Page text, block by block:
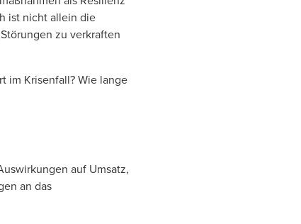
ist nicht allein die
zu verkraften
im Krisenfall? Wie lange
auf Umsatz,
an das